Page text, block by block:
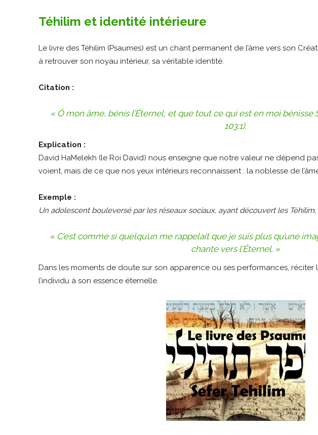
Téhilim et identité intérieure
Le livre des Téhilim (Psaumes) est un chant permanent de l’âme vers son
à retrouver son noyau intérieur, sa véritable identité.
Citation :
« Ô mon âme, bénis l’Éternel, et que tout ce qui est en moi bénisse
103:1).
Explication :
David HaMelekh (le Roi David) nous enseigne que notre valeur ne dépend
voient, mais de ce que nos yeux intérieurs reconnaissent : la noblesse de
Exemple :
Un adolescent bouleversé par les réseaux sociaux, ayant découvert les Téhilim,
« C’est comme si quelqu’un me rappelait que je suis plus qu’une
chante vers l’Éternel. »
Dans les moments de doute sur son apparence ou ses performances, réciter
l’individu à son essence éternelle.